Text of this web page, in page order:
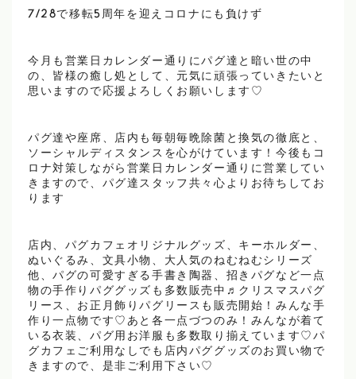
7/28で移転5周年を迎えコロナにも負けず
今月も営業日カレンダー通りにパグ達と暗い世の中
の、皆様の癒し処として、元気に頑張っていきたいと
思いますので応援よろしくお願いします♡
パグ達や座席、店内も毎朝毎晩除菌と換気の徹底と、
ソーシャルディスタンスを心がけています！今後もコ
ロナ対策しながら営業日カレンダー通りに営業してい
きますので、パグ達スタッフ共々心よりお待ちしてお
ります
店内、パグカフェオリジナルグッズ、キーホルダー、
ぬいぐるみ、文具小物、大人気のねむねむシリーズ
他、パグの可愛すぎる手書き陶器、招きパグなど一点
物の手作りパググッズも多数販売中♬クリスマスパグ
リース、お正月飾りパグリースも販売開始！みんな手
作り一点物です♡あと各一点づつのみ！みんなが着て
いる衣装、パグ用お洋服も多数取り揃えています♡パ
グカフェご利用なしでも店内パググッズのお買い物で
きますので、是非ご利用下さい♡